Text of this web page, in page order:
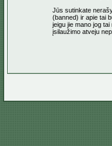
Jūs sutinkate
(banned) ir apie tai
jeigu jie mano jog
įsilaužimo atveju